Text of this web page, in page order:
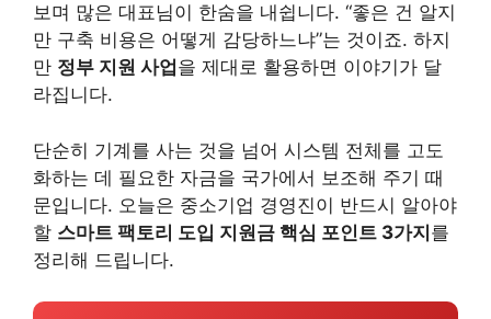
보며 많은 대표님이 한숨을 내쉽니다. “좋은 건 알지
만 구축 비용은 어떻게 감당하느냐”는 것이죠. 하지
만 정부 지원 사업 을 제대로 활용하면 이야기가 달
라집니다.
단순히 기계를 사는 것을 넘어 시스템 전체를 고도
화하는 데 필요한 자금을 국가에서 보조해 주기 때
문입니다. 오늘은 중소기업 경영진이 반드시 알아야
할 스마트 팩토리 도입 지원금 핵심 포인트 3가지를
정리해 드립니다.